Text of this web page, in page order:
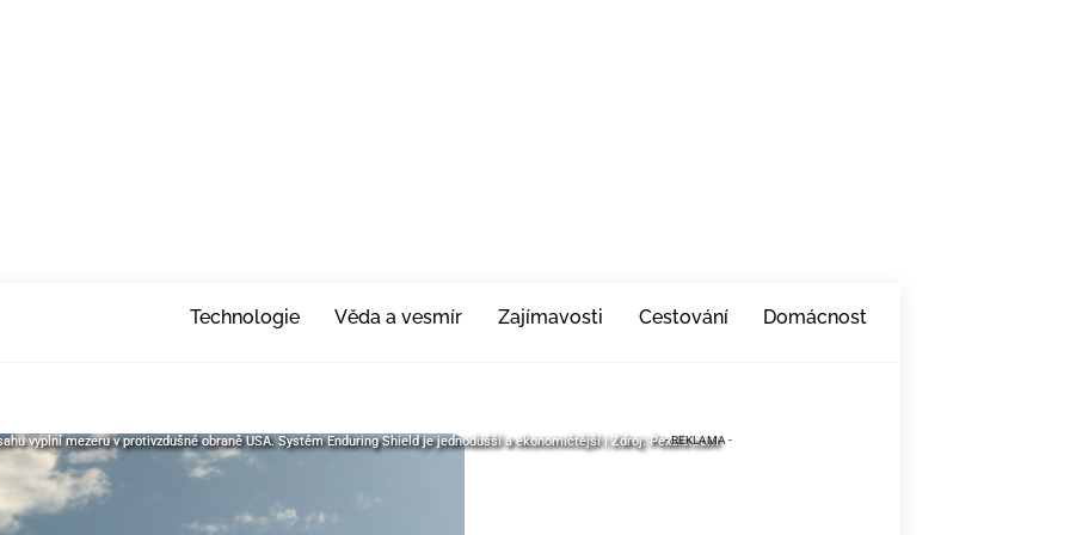
Technologie Věda a vesmír Zajímavosti Cestování Domácnost
vyplní mezeru v protivzdušné obraně USA. Systém Enduring Shield je jednodušší a ekonomičtější | Zdroj: Pexels.com
vyplní mezeru v protivzdušné obraně USA. Systém Enduring Shield je jednodušší a ekonomičtější | Zdroj: Pexels.com